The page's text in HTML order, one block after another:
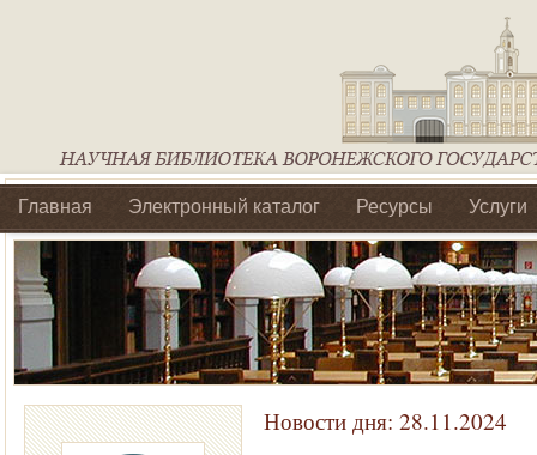
Главная Электронный каталог Ресурсы Услуги
Библиотеки регионального отделения Ассоциации
Новости дня: 28.11.2024